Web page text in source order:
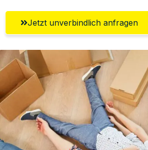
Jetzt unverbindlich anfragen